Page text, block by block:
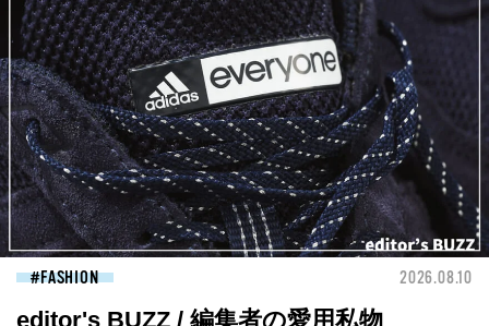
FASHION 2026.08.10
editor's BUZZ / 編集者の愛用私物